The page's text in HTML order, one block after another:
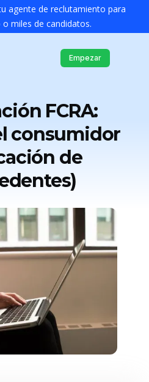
agente de reclutamiento para
miles de candidatos.
Empezar
FCRA:
consumidor
de